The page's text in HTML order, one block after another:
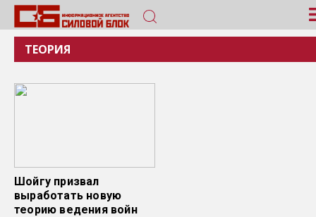
ТЕОРИЯ
Шойгу призвал
выработать новую
теорию ведения войн